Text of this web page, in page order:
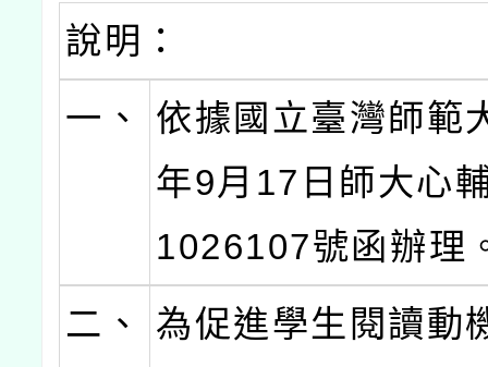
說明：
一、
依據國立臺灣師範
年9月17日師大心
1026107號函辦理
二、
為促進學生閱讀動